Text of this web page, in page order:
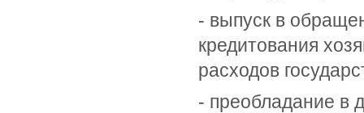
- выпуск в
кредитования
расходов
- преобладание в